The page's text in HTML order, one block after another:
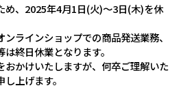
め、2025年4月1日(火)～3日(木)を休
ラインショップでの商品発送業務、
終日休業となります。
おかけいたしますが、何卒ご理解いた
上げます。